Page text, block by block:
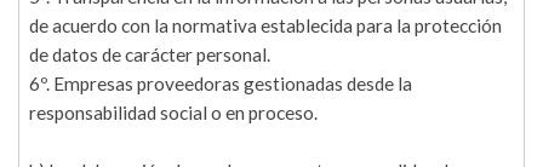
de acuerdo con la normativa establecida para la protección
de datos de carácter personal.
6º. Empresas proveedoras gestionadas desde la
responsabilidad social o en proceso.